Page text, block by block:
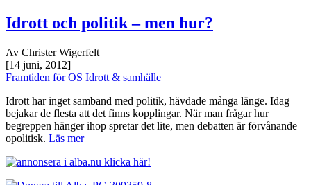
Idrott och politik – men hur?
Av Christer Wigerfelt
[14 juni, 2012]
Framtiden för OS Idrott & samhälle
Idrott har inget samband med politik, hävdade många länge. Idag
bejakar de flesta att det finns kopplingar. När man frågar hur
begreppen hänger ihop spretar det lite, men debatten är förvånande
opolitisk. Läs mer